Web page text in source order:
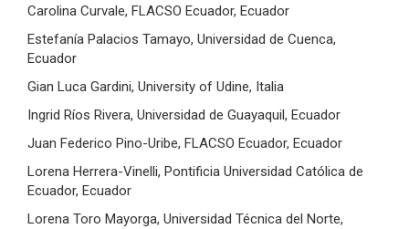
Carolina Curvale, FLACSO Ecuador, Ecuador
Estefanía Palacios Tamayo, Universidad de Cuenca,
Ecuador
Gian Luca Gardini, University of Udine, Italia
Ingrid Ríos Rivera, Universidad de Guayaquil, Ecuador
Juan Federico Pino-Uribe, FLACSO Ecuador, Ecuador
Lorena Herrera-Vinelli, Pontificia Universidad Católica de
Ecuador, Ecuador
Lorena Toro Mayorga, Universidad Técnica del Norte,